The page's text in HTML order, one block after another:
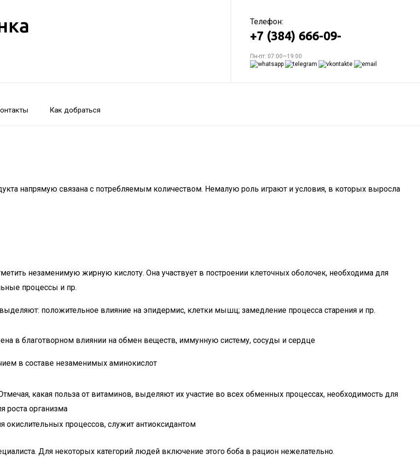
Телефон:
+7 (384) 666-09-
Пн-пт: 07:00—19:00
Как добраться
напрямую связана с потребляемым количеством. Немалую роль играют и условия, в которых выросла
незаменимую жирную кислоту. Она участвует в построении клеточных оболочек, необходима для
процессы и пр.
положительное влияние на эпидермис, клетки мышц; замедление процесса старения и пр.
в благотворном влиянии на обмен веществ, иммунную систему, сосуды и сердце
в составе незаменимых аминокислот
какая польза от витаминов, выделяют их участие во всех обменных процессах, необходимость для
роста организма
окислительных процессов, служит антиоксидантом
Для некоторых категорий людей включение этого боба в рацион нежелательно.